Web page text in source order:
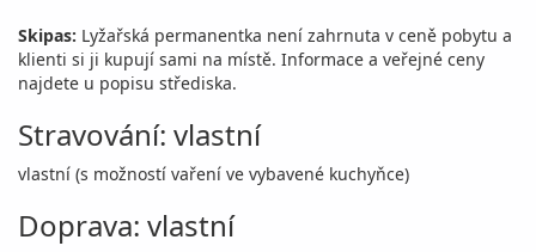
Skipas: Lyžařská permanentka není zahrnuta v ceně pobytu a
klienti si ji kupují sami na místě. Informace a veřejné ceny
najdete u popisu střediska.
Stravování: vlastní
vlastní (s možností vaření ve vybavené kuchyňce)
Doprava: vlastní